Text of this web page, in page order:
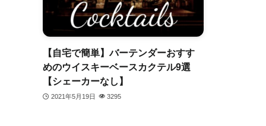
【自宅で簡単】バーテンダーおすす
めのウイスキーベースカクテル9選
【シェーカーなし】
2021年5月19日 3295